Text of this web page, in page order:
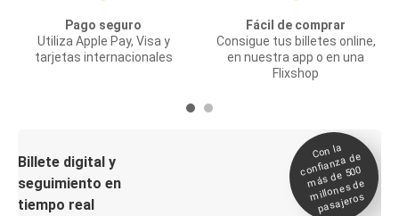
Pago seguro
Utiliza Apple Pay, Visa y
tarjetas internacionales
Fácil de comprar
Consigue tus billetes online,
en nuestra app o en una
Flixshop
Billete digital y
seguimiento en
tiempo real
Con la
confianza de
más de 500
millones de
pasajeros